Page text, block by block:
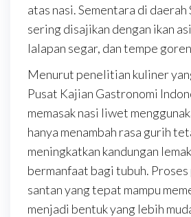
atas nasi. Sementara di
sering disajikan dengan ikan
lalapan segar, dan tempe
Menurut penelitian kuliner
Pusat Kajian Gastronomi
memasak nasi liwet
hanya menambah rasa gurih
meningkatkan kandungan
bermanfaat bagi tubuh. Proses
santan yang tepat mampu
menjadi bentuk yang lebih